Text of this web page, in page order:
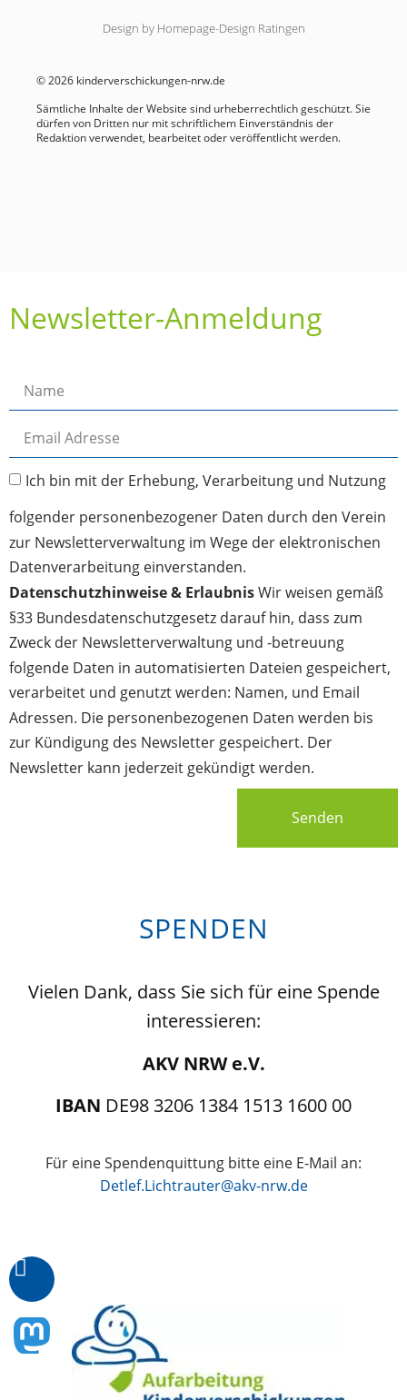
Design by Homepage-Design Ratingen
© 2026 kinderverschickungen-nrw.de
Sämtliche Inhalte der Website sind urheberrechtlich geschützt. Sie
dürfen von Dritten nur mit schriftlichem Einverständnis der
Redaktion verwendet, bearbeitet oder veröffentlicht werden.
Newsletter-Anmeldung
Ich bin mit der Erhebung, Verarbeitung und Nutzung
folgender personenbezogener Daten durch den Verein
zur Newsletterverwaltung im Wege der elektronischen
Datenverarbeitung einverstanden.
Datenschutzhinweise & ErlaubnisWir weisen gemäß
§33 Bundesdatenschutzgesetz darauf hin, dass zum
Zweck der Newsletterverwaltung und -betreuung
folgende Daten in automatisierten Dateien gespeichert,
verarbeitet und genutzt werden: Namen, und Email
Adressen. Die personenbezogenen Daten werden bis
zur Kündigung des Newsletter gespeichert. Der
Newsletter kann jederzeit gekündigt werden.
Senden
SPENDEN
Vielen Dank, dass Sie sich für eine Spende
interessieren:
AKV NRW e.V.
IBAN DE98 3206 1384 1513 1600 00
Für eine Spendenquittung bitte eine E-Mail an:
Detlef.Lichtrauter@akv-nrw.de